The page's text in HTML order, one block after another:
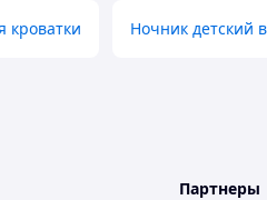
кроватки Ночник детский
Партнеры